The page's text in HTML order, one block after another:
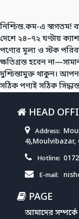
নিশ্চিন্ত.কম-এ স্বাগতম!
দেশে ২৪–৭২ ঘণ্টায়
পণ্যের মূল্য ও স্টক
ক্ষতিগ্রস্ত হবেন
দুশ্চিন্তামুক্ত থাকুন।
সঠিক পণ্যই সঠিক
HEAD
Address:
4),Moulvibazar,
Hotline:
E-mail:
PAGE
আমাদের সম্পর্কে